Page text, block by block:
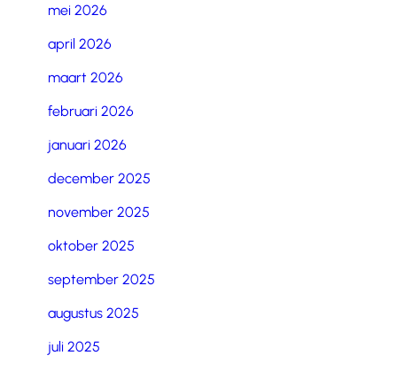
mei 2026
april 2026
maart 2026
februari 2026
januari 2026
december 2025
november 2025
oktober 2025
september 2025
augustus 2025
juli 2025